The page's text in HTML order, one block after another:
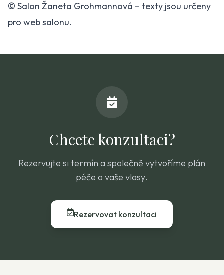
© Salon Žaneta Grohmannová – texty jsou určeny
pro web salonu.
Chcete konzultaci?
Rezervujte si termín a společně vytvoříme plán
péče o vaše vlasy.
Rezervovat konzultaci